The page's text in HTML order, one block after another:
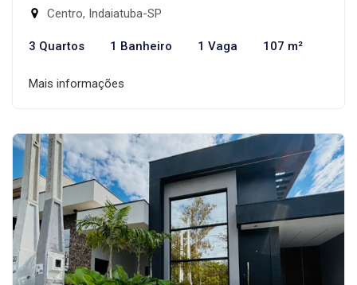
Centro, Indaiatuba-SP
3 Quartos 1 Banheiro 1 Vaga 107 m²
Mais informações